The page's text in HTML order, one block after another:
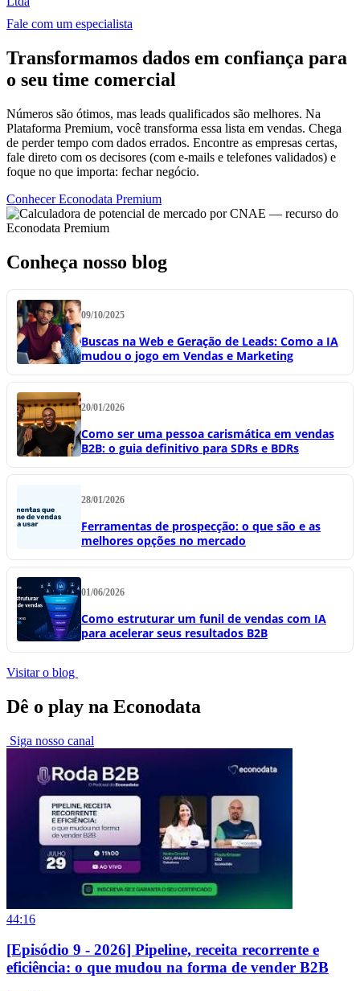
Fale com um especialista
Transformamos dados em confiança para
o seu time comercial
Números são ótimos, mas leads qualificados são melhores. Na
Plataforma Premium, você transforma essa lista em vendas. Chega
de perder tempo com dados errados. Encontre as empresas certas,
fale direto com os decisores (com e-mails e telefones validados) e
foque no que importa: fechar negócio.
Conhecer Econodata Premium
Conheça nosso blog
09/10/2025
Buscas na Web e Geração de Leads: Como a IA
mudou o jogo em Vendas e Marketing
20/01/2026
Como ser uma pessoa carismática em vendas
B2B: o guia definitivo para SDRs e BDRs
28/01/2026
Ferramentas de prospecção: o que são e as
melhores opções no mercado
01/06/2026
Como estruturar um funil de vendas com IA
para acelerar seus resultados B2B
Visitar o blog
Dê o play na Econodata
Siga nosso canal
44:16
[Episódio 9 - 2026] Pipeline, receita recorrente e
eficiência: o que mudou na forma de vender B2B